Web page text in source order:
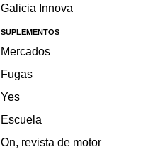
Galicia Innova
SUPLEMENTOS
Mercados
Fugas
Yes
Escuela
On, revista de motor